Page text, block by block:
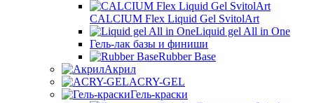
CALCIUM Flex Liquid Gel SvitolArt
Liquid gel All in One
Гель-лак базы и финиши
Rubber Base
Акрил
ACRY-GEL
Гель-краски